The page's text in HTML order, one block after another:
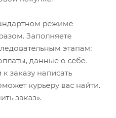
режиме
Заполняете
этапам:
данные о себе.
заказу написать
курьеру вас найти.
заказ».